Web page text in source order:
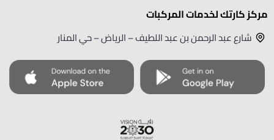
مركز كارتك لخدمات المركبات
شارع عبد الرحمن بن عبد اللطيف – الرياض – حي المنار